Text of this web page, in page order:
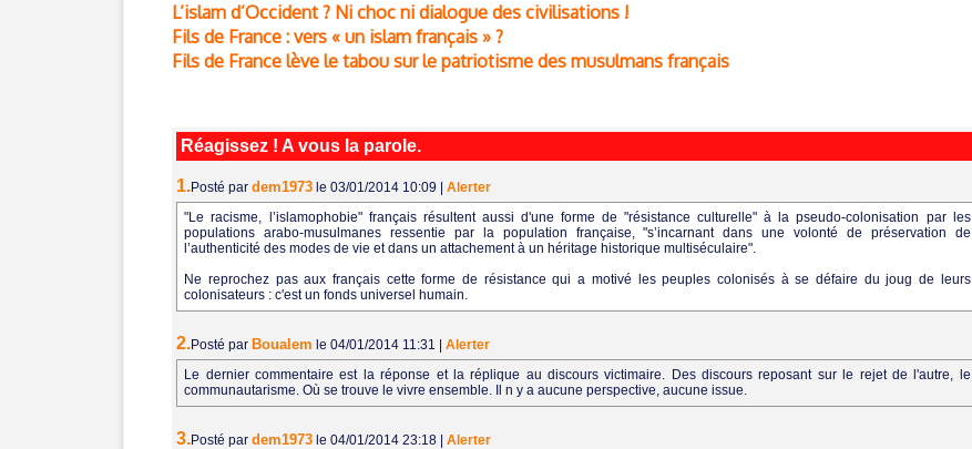
L’islam d’Occident ? Ni choc ni dialogue des civilisations !
Fils de France : vers « un islam français » ?
Fils de France lève le tabou sur le patriotisme des musulmans français
Réagissez ! A vous la parole.
1.Posté par dem1973 le 03/01/2014 10:09
Alerter
"Le racisme, l’islamophobie" français résultent aussi d'une forme de "résistance culturelle" à la pseudo-colonisation par les
populations arabo-musulmanes ressentie par la population française, "s’incarnant dans une volonté de préservation de
l’authenticité des modes de vie et dans un attachement à un héritage historique multiséculaire".
Ne reprochez pas aux français cette forme de résistance qui a motivé les peuples colonisés à se défaire du joug de leurs
colonisateurs : c'est un fonds universel humain.
2.Posté par Boualem le 04/01/2014 11:31
Alerter
Le dernier commentaire est la réponse et la réplique au discours victimaire. Des discours reposant sur le rejet de l'autre, le
communautarisme. Où se trouve le vivre ensemble. Il n y a aucune perspective, aucune issue.
3.Posté par dem1973 le 04/01/2014 23:18
Alerter